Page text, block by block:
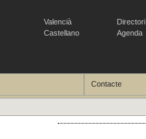
Valencià
Castellano
Directori
Agenda
Contacte